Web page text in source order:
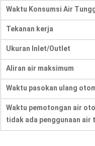
Waktu Konsumsi Air
Tekanan kerja
Ukuran Inlet/Outlet
Aliran air maksimum
Waktu pasokan ulang
Waktu pemotongan air
tidak ada penggunaan air